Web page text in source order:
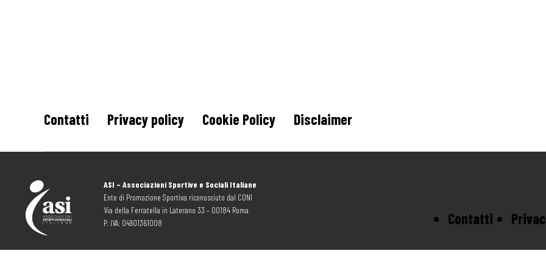
Contatti Privacy policy Cookie Policy Disclaimer
ASI – Associazioni Sportive e Sociali Italiane
Ente di Promozione Sportiva riconosciuto dal CONI
Via della Ferratella in Laterano 33 – 00184 Roma
P. IVA: 04901361008
Contatti